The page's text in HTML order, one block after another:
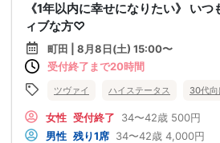
《1年以内に幸せになりたい》 い
ィブな方♡
町田 | 8月8日(土) 15:00〜
受付終了まで20時間
ツヴァイ ハイステータス 30代向
女性 受付終了 34〜42歳 500円
男性 残り1席 34〜42歳 4,000円